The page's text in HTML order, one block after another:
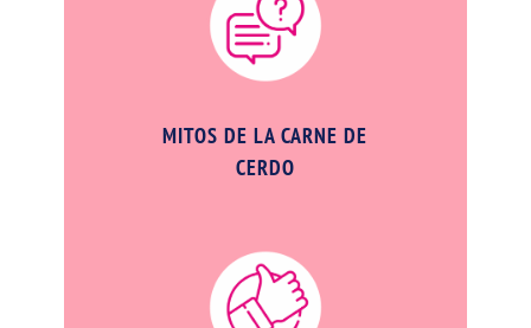
MITOS DE LA CARNE DE
CERDO